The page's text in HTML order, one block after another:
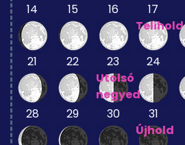
14 15 16
17
Telihold
21 22
23
Utolsó
negyed
24
28 29 30
31
Újhold